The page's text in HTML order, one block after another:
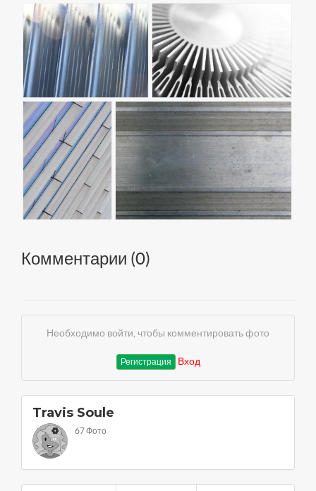
Комментарии (0)
Необходимо войти, чтобы комментировать фото
Регистрация Вход
Travis Soule
67 Фото